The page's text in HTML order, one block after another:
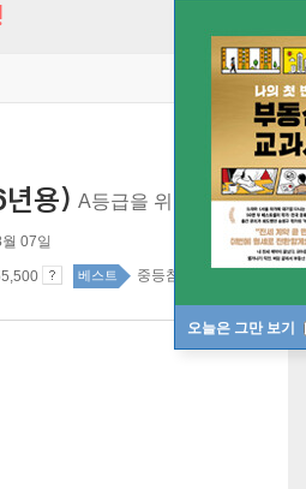
오늘은 그만 보기
용) A등급을 위한 명품 수학[
07일
베스트 중등참고서 top100 47주